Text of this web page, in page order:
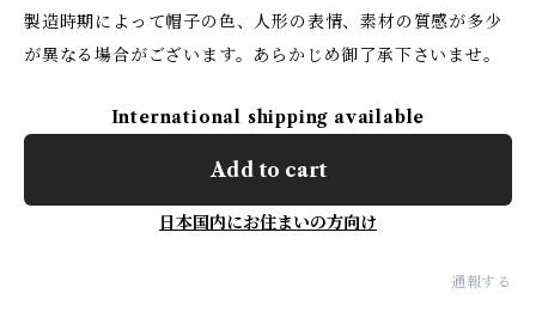
製造時期によって帽子の色、人形の表情、素材の質感が多少
が異なる場合がございます。あらかじめ御了承下さいませ。
International shipping available
Add to cart
日本国内にお住まいの方向け
通報する